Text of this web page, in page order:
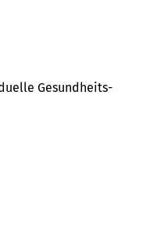
Gesund­heits-